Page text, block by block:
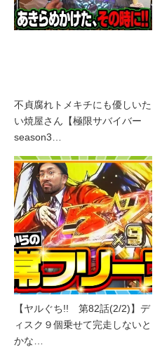
不貞腐れトメキチにも優しいた
い焼屋さん【極限サバイバー
season3…
【ヤルぐち!! 第82話(2/2)】デ
ィスク９個乗せて完走しないと
かな…